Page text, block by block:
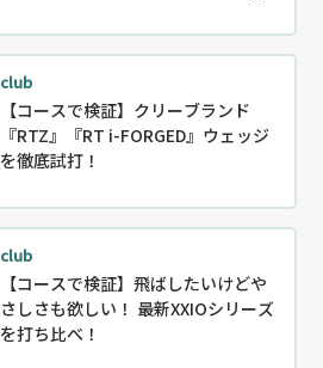
club
【コースで検証】クリーブランド
『RTZ』『RT i-FORGED』ウェッジ
を徹底試打！
club
【コースで検証】飛ばしたいけどや
さしさも欲しい！ 最新XXIOシリーズ
を打ち比べ！